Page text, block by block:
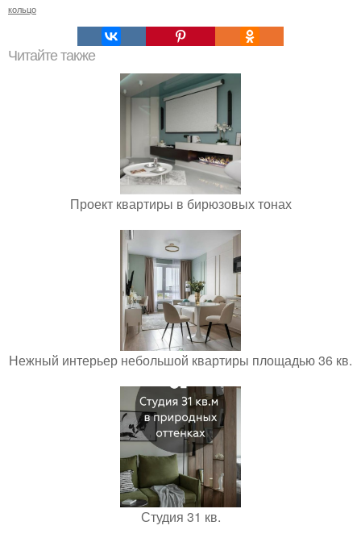
кольцо
Читайте также
Проект квартиры в бирюзовых тонах
Нежный интерьер небольшой квартиры площадью 36 кв.
Студия 31 кв.